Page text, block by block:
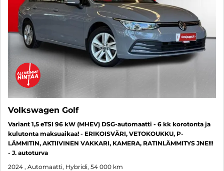
Volkswagen Golf
Variant 1,5 eTSI 96 kW (MHEV) DSG-automaatti - 6 kk korotonta ja
kulutonta maksuaikaa! - ERIKOISVÄRI, VETOKOUKKU, P-
LÄMMITIN, AKTIIVINEN VAKKARI, KAMERA, RATINLÄMMITYS JNE!!!
- J. autoturva
2024 , Automaatti, Hybridi, 54 000 km